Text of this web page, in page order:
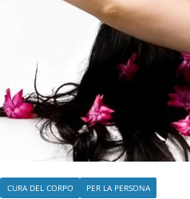
CURA DEL CORPO PER LA PERSONA